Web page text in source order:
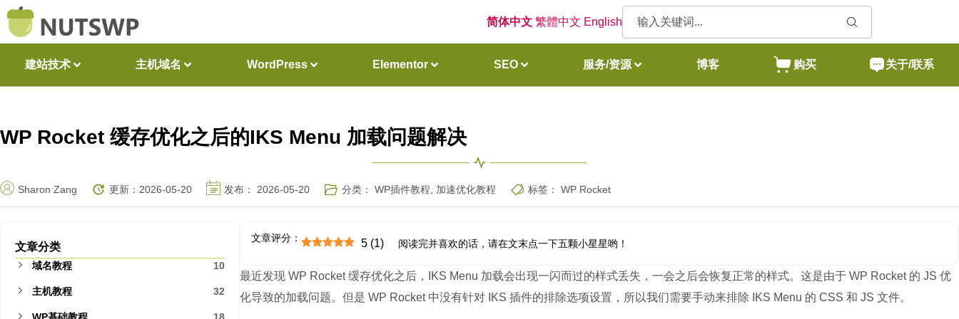
简体中文 繁體中文 English
建站技术 主机域名 WordPress Elementor SEO 服务/资源 博客 购买 关于/联系
WP Rocket 缓存优化之后的IKS Menu 加载问题解决
Sharon Zang 更新：2026-05-20 发布： 2026-05-20 分类： WP插件教程 加速优化教程 标签： WP Rocket
文章分类
域名教程 10
主机教程 32
文章评分： 5 (1) 阅读完并喜欢的话，请在文末点一下五颗小星星哟！
最近发现 WP Rocket 缓存优化之后，IKS Menu 加载会出现一闪而过的样式丢失，一会之后会恢复正常的样式。这是由于 WP Rocket 的 JS 优
化导致的加载问题。但是 WP Rocket 中没有针对 IKS 插件的排除选项设置，所以我们需要手动来排除 IKS Menu 的 CSS 和 JS 文件。